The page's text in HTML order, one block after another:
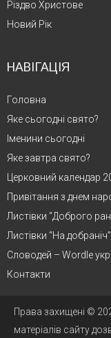
Різдво Христове
Новий Рік
НАВІГАЦІЯ
Головна
Яке сьогодні свято?
Іменини сьогодні
Яке завтра свято?
Церковний календар
Привітання з днем
Листівки “Доброго
Листівки “На добраніч”
Словодей – Wordle
Контакти
Права захищені ©
матеріалів сайту